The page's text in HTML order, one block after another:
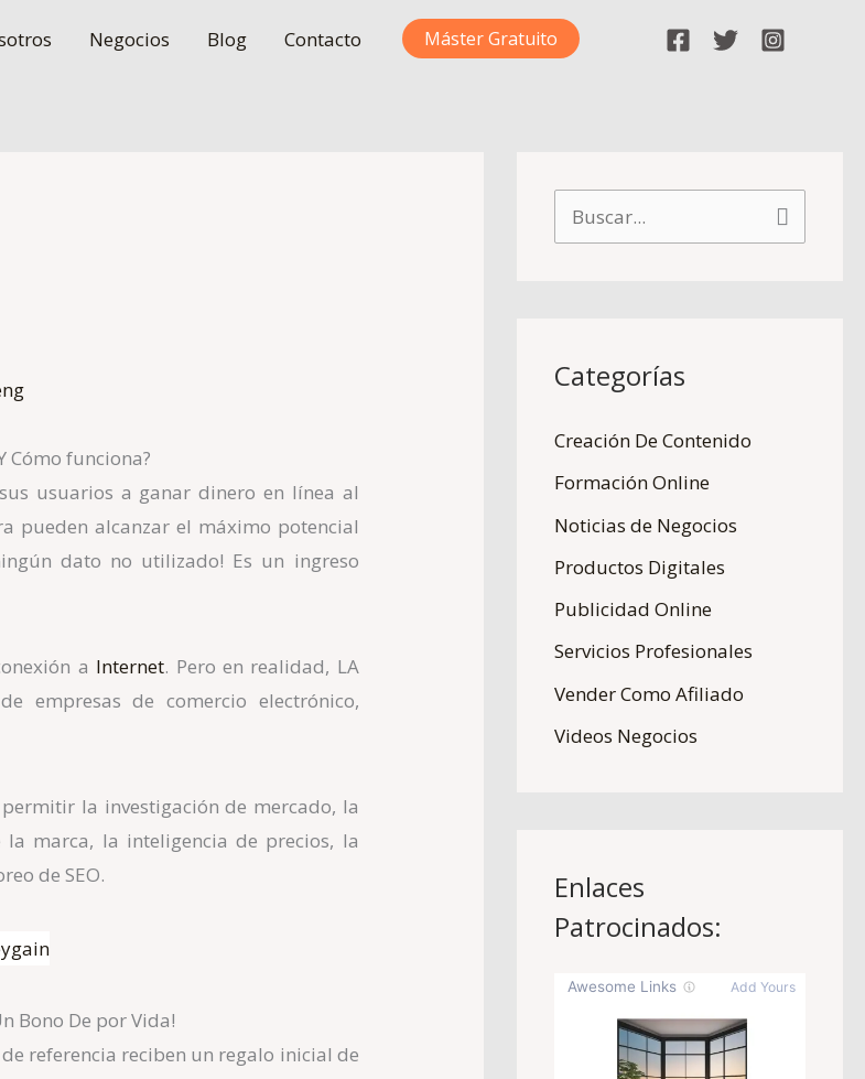
Negocios Blog Contacto Máster Gratuito
Cómo funciona?
usuarios a ganar dinero en línea al
pueden alcanzar el máximo potencial
dato no utilizado! Es un ingreso
a Internet. Pero en realidad, LA
empresas de comercio electrónico,
la investigación de mercado, la
marca, la inteligencia de precios, la
de SEO.
Bono De por Vida!
referencia reciben un regalo inicial de
a
p
o
r
:
Categorías
Creación De Contenido
Formación Online
Noticias de Negocios
Productos Digitales
Publicidad Online
Servicios Profesionales
Vender Como Afiliado
Videos Negocios
Enlaces
Patrocinados: